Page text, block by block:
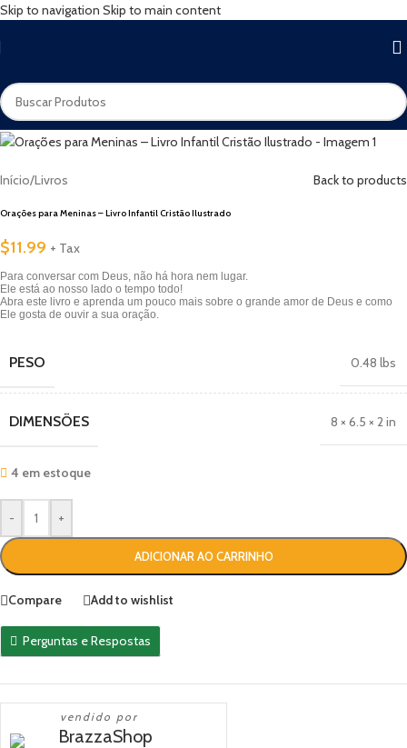
Skip to navigation Skip to main content
Início/Livros Back to products
Orações para Meninas – Livro Infantil Cristão Ilustrado
$11.99 + Tax
Para conversar com Deus, não há hora nem lugar.
Ele está ao nosso lado o tempo todo!
Abra este livro e aprenda um pouco mais sobre o grande amor de Deus e como
Ele gosta de ouvir a sua oração.
PESO 0.48 lbs
DIMENSÕES 8 × 6.5 × 2 in
4 em estoque
- +
ADICIONAR AO CARRINHO
Compare Add to wishlist
Perguntas e Respostas
vendido por
BrazzaShop